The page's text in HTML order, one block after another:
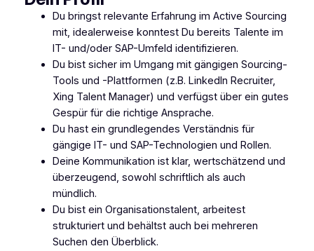
Du bringst relevante Erfahrung im Active Sourcing
mit, idealerweise konntest Du bereits Talente im
IT- und/oder SAP-Umfeld identifizieren.
Du bist sicher im Umgang mit gängigen Sourcing-
Tools und -Plattformen (z.B. LinkedIn Recruiter,
Xing Talent Manager) und verfügst über ein gutes
Gespür für die richtige Ansprache.
Du hast ein grundlegendes Verständnis für
gängige IT- und SAP-Technologien und Rollen.
Deine Kommunikation ist klar, wertschätzend und
überzeugend, sowohl schriftlich als auch
mündlich.
Du bist ein Organisationstalent, arbeitest
strukturiert und behältst auch bei mehreren
Suchen den Überblick.